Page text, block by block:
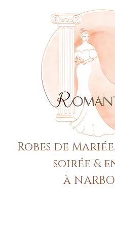
Robes de
soirée &
à